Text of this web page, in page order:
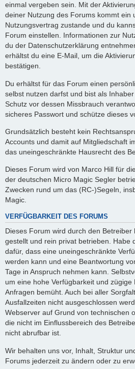
einmal vergeben sein. Mit der
deiner Nutzung des Forums kommt ein
Nutzungsvertrag zustande und du
Forum einstellen. Informationen zur
du der Datenschutzerklärung
erhältst du eine E-Mail, um die
bestätigen.
Du erhältst für das Forum einen
selbst nutzen darfst und bist als
Schutz vor dessen Missbrauch
sicheres Passwort und schütze dieses
Grundsätzlich besteht kein
Accounts und damit auf Mitgliedschaft
das uneingeschränkte Hausrecht des
Dieses Forum wird von Marco Hill für
der deutschen Micro Magic Segler
Zwecken rund um das (RC-)Segeln,
Magic.
VERFÜGBARKEIT DES FORUMS
Dieses Forum wird durch den Betreiber
gestellt und rein privat betrieben. Habe
dafür, dass eine uneingeschränkte
werden kann und eine Beantwortung
Tage in Anspruch nehmen kann.
um eine hohe Verfügbarkeit und zügige
Anfragen bemüht. Auch bei aller
Ausfallzeiten nicht ausgeschlossen
Webserver auf Grund von technischen
die nicht im Einflussbereich des
nicht abrufbar ist.
Wir behalten uns vor, Inhalt, Struktur
Forums jederzeit zu ändern oder zu